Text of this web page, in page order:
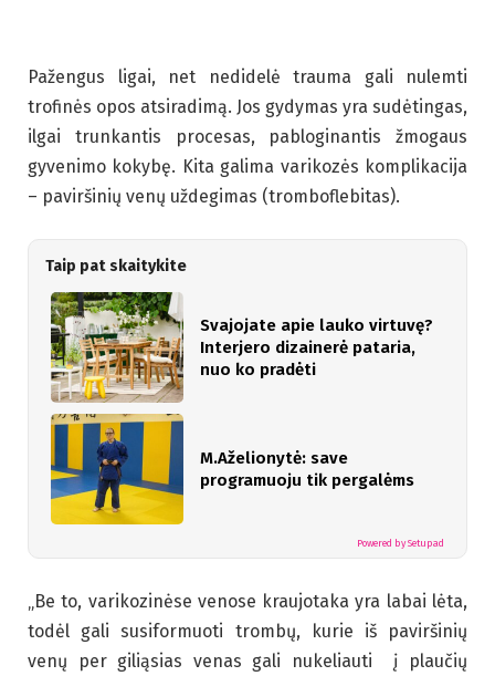
Pažengus ligai, net nedidelė trauma gali nulemti
trofinės opos atsiradimą. Jos gydymas yra sudėtingas,
ilgai trunkantis procesas, pabloginantis žmogaus
gyvenimo kokybę. Kita galima varikozės komplikacija
– paviršinių venų uždegimas (tromboflebitas).
Taip pat skaitykite
Svajojate apie lauko virtuvę?
Interjero dizainerė pataria,
nuo ko pradėti
M.Aželionytė: save
programuoju tik pergalėms
Powered by Setupad
„Be to, varikozinėse venose kraujotaka yra labai lėta,
todėl gali susiformuoti trombų, kurie iš paviršinių
venų per giliąsias venas gali nukeliauti į plaučių